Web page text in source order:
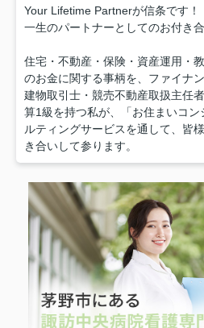
Your Lifetime Partnerが信条です！
一生のパートナーとしてのお付き
住宅・不動産・保険・資産運用・
のお金に関する事柄を、ファイナ
建物取引士・競売不動産取扱主任
算1級を持つ私が、「お住まいコ
ルティングサービスを通して、皆
き合いして参ります。